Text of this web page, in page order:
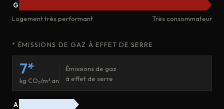
G
Logement très performant
Très consommateur
* ÉMISSIONS DE GAZ À EFFET DE SERRE
7*
kg CO₂/m².an
Émissions de gaz
à effet de serre
A